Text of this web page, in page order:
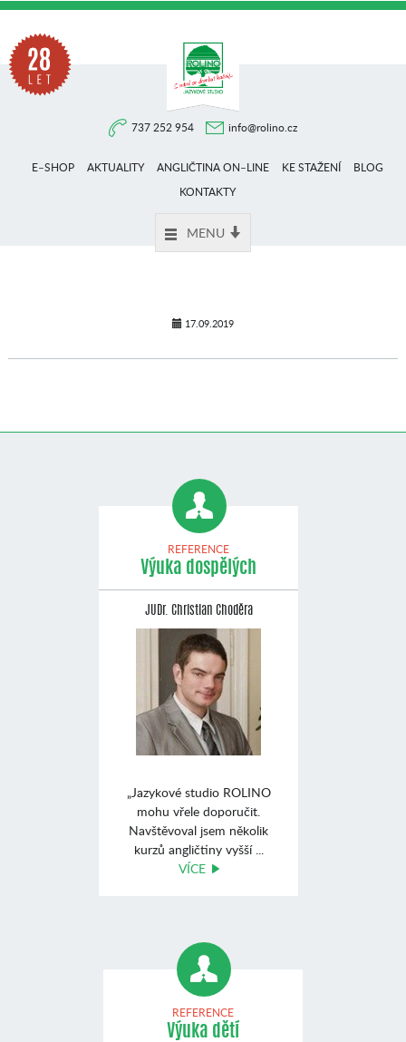
737 252 954 info@rolino.cz
E–SHOP AKTUALITY ANGLIČTINA ON–LINE KE STAŽENÍ
BLOG
KONTAKTY
MENU
17.09.2019
REFERENCE
Výuka dospělých
JUDr. Christian Choděra
„Jazykové studio ROLINO
mohu vřele doporučit.
Navštěvoval jsem několik
kurzů angličtiny vyšší ...
VÍCE
REFERENCE
Výuka dětí